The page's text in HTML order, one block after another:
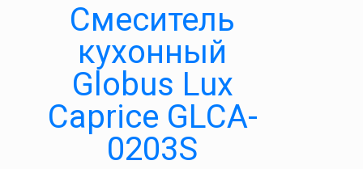
Смеситель
кухонный
Globus Lux
Caprice GLCA-
0203S